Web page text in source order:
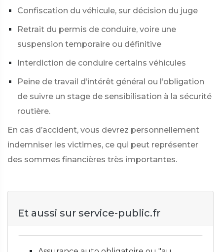
Confiscation du véhicule, sur décision du juge
Retrait du permis de conduire, voire une
suspension temporaire ou définitive
Interdiction de conduire certains véhicules
Peine de travail d’intérêt général ou l’obligation
de suivre un stage de sensibilisation à la sécurité
routière.
En cas d’accident, vous devrez personnellement
indemniser les victimes, ce qui peut représenter
des sommes financières très importantes.
Et aussi sur service-public.fr